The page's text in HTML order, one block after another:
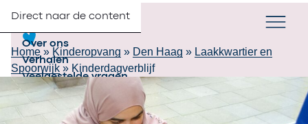
Direct naar de content Verander
Over ons
Verhalen
Veelgestelde vragen
Contact
Werken bij 2Samen
Home » Kinderopvang » Den Haag » Laakkwartier en
Spoorwijk » Kinderdagverblijf